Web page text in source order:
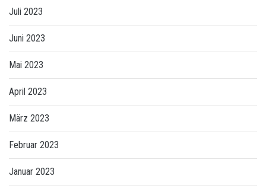
Juli 2023
Juni 2023
Mai 2023
April 2023
März 2023
Februar 2023
Januar 2023